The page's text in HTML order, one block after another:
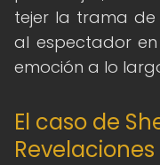
tejer la trama
al espectador
emoción a lo
El caso de